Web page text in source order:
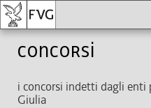
Concorsi
i concorsi indetti dagli enti
Giulia